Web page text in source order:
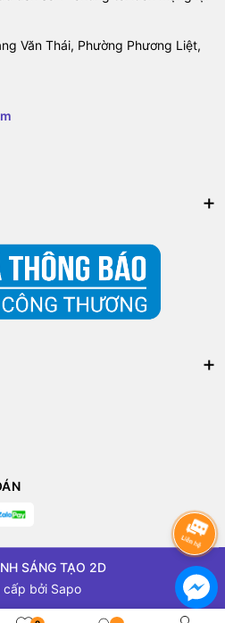
Văn Thái, Phường Phương Liệt,
SÁNG TẠO 2D
cấp bởi Sapo